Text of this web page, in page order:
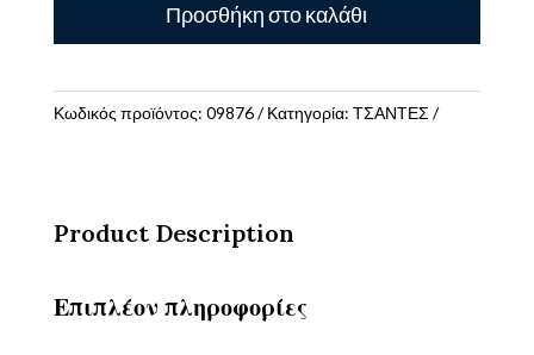
Τρόλεϊ
Spider-
Team
Θήκες
Προσθήκη στο καλάθι
Κωδικός προϊόντος: 09876 Κατηγορία: ΤΣΑΝΤΕΣ
Product Description
Επιπλέον πληροφορίες